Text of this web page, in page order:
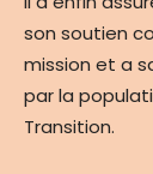
son soutien
mission et a
par la
Transition.